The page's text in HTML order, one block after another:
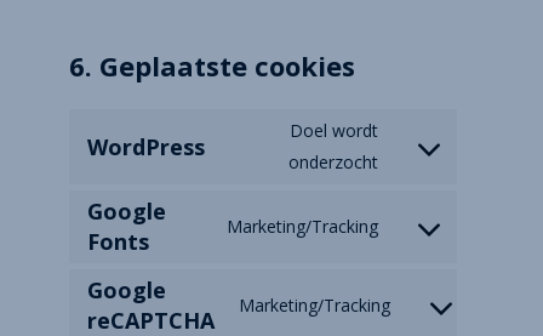
6. Geplaatste cookies
WordPress
Doel wordt
onderzocht
Google
Fonts
Marketing/Tracking
Google
reCAPTCHA
Marketing/Tracking